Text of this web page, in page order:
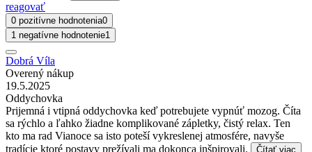
reagovať
0 pozitívne hodnotenia0
1 negatívne hodnotenie1
Dobrá Víla
Overený nákup
19.5.2025
Oddychovka
Prijemná i vtipná oddychovka keď potrebujete vypnúť mozog. Číta
sa rýchlo a ľahko žiadne komplikované zápletky, čistý relax. Ten
kto ma rad Vianoce sa isto poteší vykreslenej atmosfére, navyše
tradície ktoré postavy prežívali ma dokonca inšpirovali.
Čítať viac